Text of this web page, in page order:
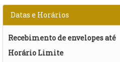
Datas e Horários
Recebimento de envelopes até
Horário Limite